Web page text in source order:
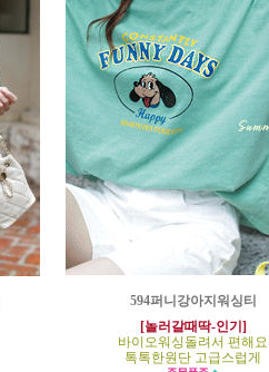
594퍼니강아지워싱티
[놀러갈때딱-인기]
바이오워싱돌려서 편해요
톡톡한원단 고급스럽게